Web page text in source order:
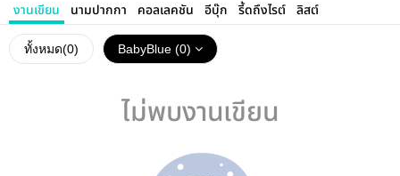
งานเขียน นามปากกา คอลเลคชัน อีบุ๊ก รี้ดถึงไรต์ ลิสต์
ทั้งหมด(0) BabyBlue (0)
ไม่พบงานเขียน